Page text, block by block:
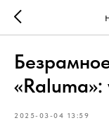
«Raluma»:
2025-03-04 13:59